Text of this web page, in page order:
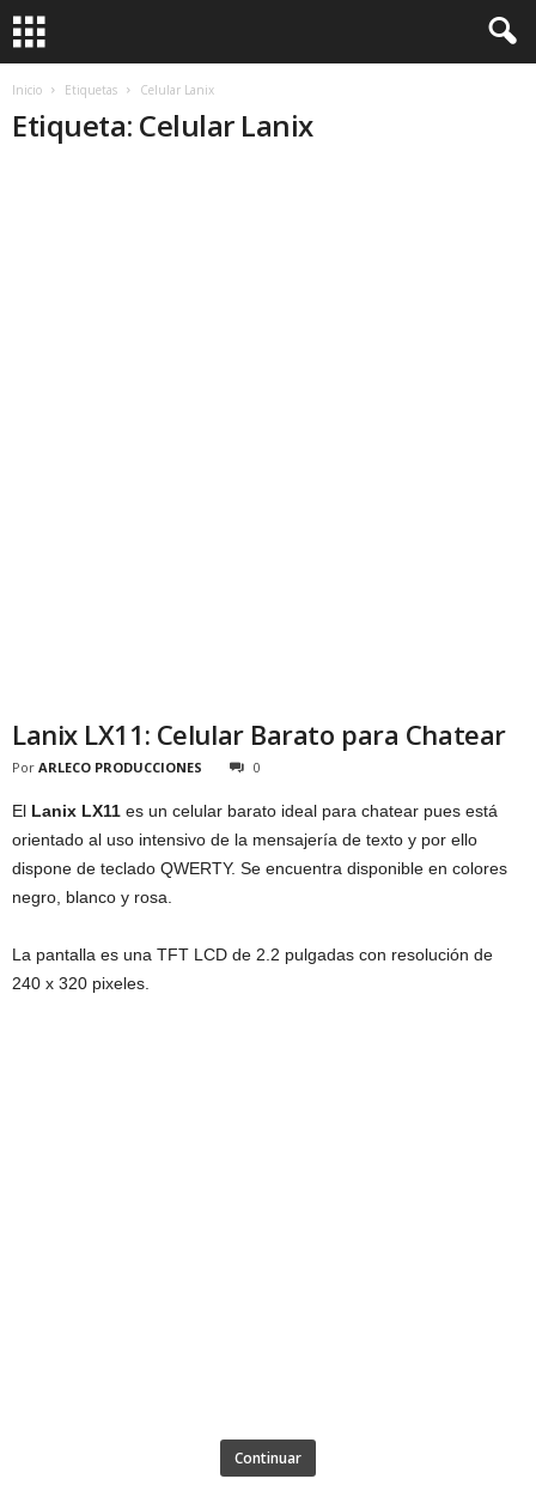
Inicio Etiquetas Celular Lanix
Etiqueta: Celular Lanix
Lanix LX11: Celular Barato para Chatear
Por ARLECO PRODUCCIONES 0
El Lanix LX11 es un celular barato ideal para chatear pues está
orientado al uso intensivo de la mensajería de texto y por ello
dispone de teclado QWERTY. Se encuentra disponible en colores
negro, blanco y rosa.
La pantalla es una TFT LCD de 2.2 pulgadas con resolución de
240 x 320 pixeles.
Continuar